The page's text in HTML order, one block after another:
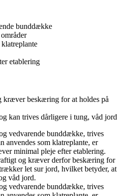
bunddække
etablering
kræver beskæring for at holdes på
kan trives dårligere i tung, våd jord
vedvarende bunddække, trives
anvendes som klatreplante, er
minimal pleje efter etablering.
og kræver derfor beskæring for
let sur jord, hvilket betyder, at
våd jord.
vedvarende bunddække, trives